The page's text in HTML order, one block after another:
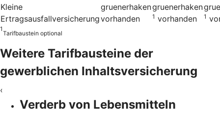
Kleine
Ertragsausfallversicherung
gruenerhaken
vorhanden
gruenerhaken
1 vorhanden 1
1
Tarifbaustein optional
Weitere Tarifbausteine der
gewerblichen Inhalts­versicherung
‹
Verderb von Lebensmitteln